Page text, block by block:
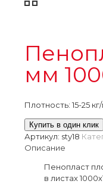
мм
Плотность: 15-25
Купить в один клик
Артикул: sty18
Описание
Пенопласт
в листах